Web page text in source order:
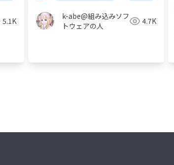
5.1K
k-abe@組み込みソフ
トウェアの人
4.7K